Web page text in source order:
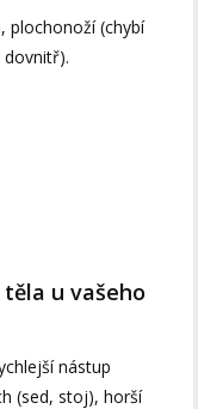
plochonoží (chybí
dovnitř).
u vašeho
nástup
(sed, stoj), horší